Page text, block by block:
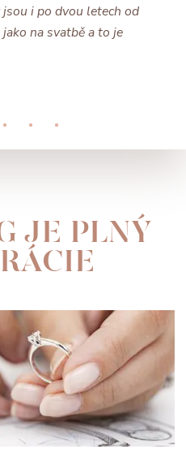
i po dvou letech od
na svatbě a to je
JE PLNÝ